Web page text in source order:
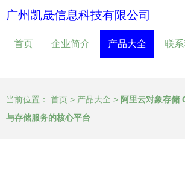
广州凯晟信息科技有限公司
首页 企业简介 产品大全 联
当前位置： 首页 > 产品大全 > 阿里云对象存储
与存储服务的核心平台